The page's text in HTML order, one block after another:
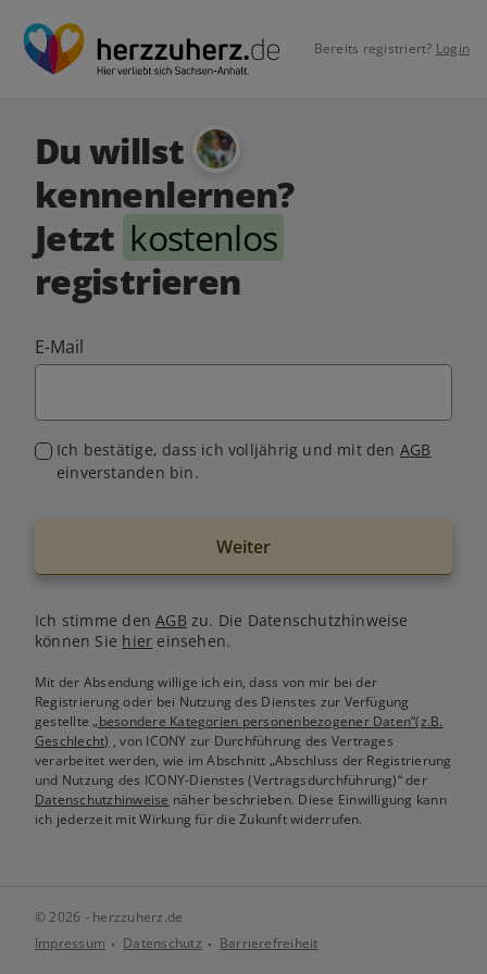
Bereits registriert? Login
Du willst
kennenlernen?
Jetzt kostenlos
registrieren
E-Mail
Ich bestätige, dass ich volljährig und mit den AGB
einverstanden bin.
Weiter
Ich stimme denAGB zu. Die Datenschutzhinweise
können Sie hier einsehen.
Mit der Absendung willige ich ein, dass von mir bei der
Registrierung oder bei Nutzung des Dienstes zur Verfügung
gestellte„besondere Kategorien personenbezogener Daten“(z.B.
Geschlecht) , von ICONY zur Durchführung des Vertrages
verarbeitet werden, wie im Abschnitt „Abschluss der Registrierung
und Nutzung des ICONY-Dienstes (Vertragsdurchführung)“ der
Datenschutzhinweise näher beschrieben. Diese Einwilligung kann
ich jederzeit mit Wirkung für die Zukunft widerrufen.
© 2026 - herzzuherz.de
Impressum
Datenschutz Barrierefreiheit